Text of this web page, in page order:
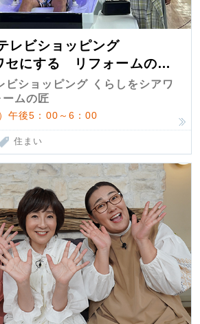
レビショッピング
セにする リフォームの
ビショッピング くらしをシアワ
ムの匠
午後5：00～6：00
住まい